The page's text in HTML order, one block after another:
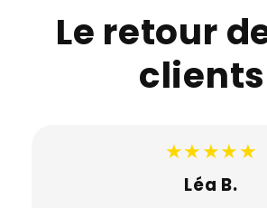
Le retour
clients
★★★★★
Léa B.